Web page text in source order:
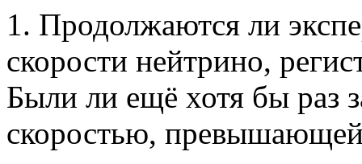
1. Продолжаются ли
скорости нейтрино,
Были ли ещё хотя бы раз
скоростью, превышающей